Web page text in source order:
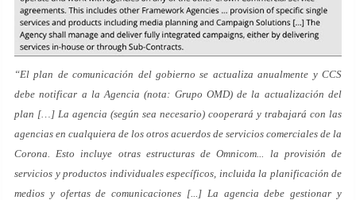
“El plan de comunicación del gobierno se actualiza anualmente y CCS
debe notificar a la Agencia (nota: Grupo OMD) de la actualización del
plan […] La agencia (según sea necesario) cooperará y trabajará con las
agencias en cualquiera de los otros acuerdos de servicios comerciales de la
Corona. Esto incluye otras estructuras de Omnicom... la provisión de
servicios y productos individuales específicos, incluida la planificación de
medios y ofertas de comunicaciones [...] La agencia debe gestionar y